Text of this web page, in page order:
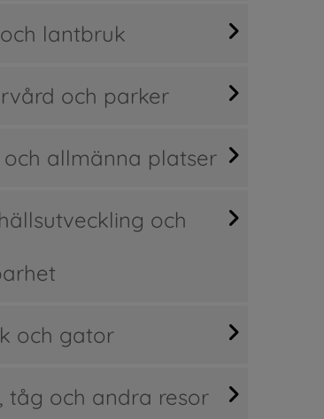
lantbruk
och parker
och allmänna platser
och
och gator
tåg och andra resor